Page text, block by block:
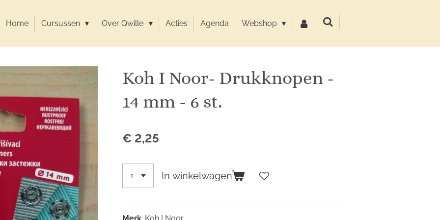
Home Cursussen Over Qwille Acties Agenda Webshop
Koh I Noor- Drukknopen -
14 mm - 6 st.
€ 2,25
In winkelwagen